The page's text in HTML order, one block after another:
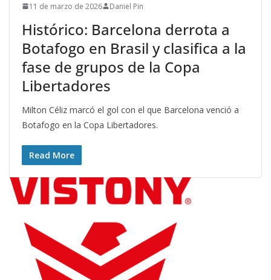
11 de marzo de 2026 Daniel Pin
Histórico: Barcelona derrota a
Botafogo en Brasil y clasifica a la
fase de grupos de la Copa
Libertadores
Milton Céliz marcó el gol con el que Barcelona venció a
Botafogo en la Copa Libertadores.
Read More